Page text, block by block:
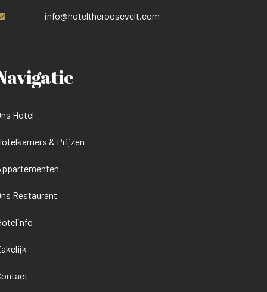
info@hoteltheroosevelt.com
Hotel
& Prijzen
Restaurant